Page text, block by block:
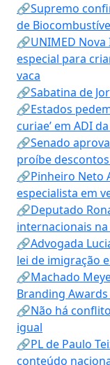
🔗Supremo
de
🔗UNIMED
especial para
vaca
🔗Sabatina de
🔗Estados
curiae’ em ADI
🔗Senado
proíbe
🔗Pinheiro Neto
especialista em
🔗Deputado
internacionais na
🔗Advogada
lei de imigração
🔗Machado
Branding
🔗Não há
igual
🔗PL de Paulo
conteúdo